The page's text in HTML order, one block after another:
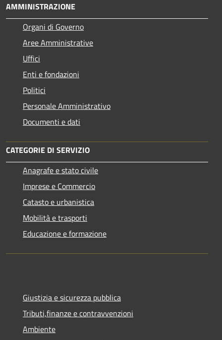
AMMINISTRAZIONE
Organi di Governo
Aree Amministrative
Uffici
Enti e fondazioni
Politici
Personale Amministrativo
Documenti e dati
CATEGORIE DI SERVIZIO
Anagrafe e stato civile
Imprese e Commercio
Catasto e urbanistica
Mobilità e trasporti
Educazione e formazione
Giustizia e sicurezza pubblica
Tributi,finanze e contravvenzioni
Ambiente